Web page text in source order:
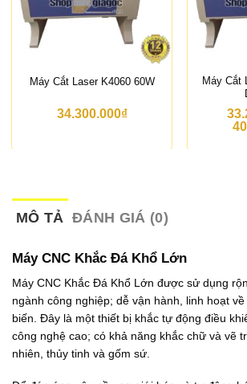
Máy Cắt Laser K4060 60W
34.300.000₫
Máy Cắt
MÔ TẢ ĐÁNH GIÁ (0)
Máy CNC Khắc Đá Khổ Lớn
Máy CNC Khắc Đá Khổ Lớn được sử dụng
ngành công nghiệp; dễ vận hành, linh hoạt
biến. Đây là một thiết bị khắc tự động điều
công nghệ cao; có khả năng khắc chữ và vẽ
nhiên, thủy tinh và gốm sứ.